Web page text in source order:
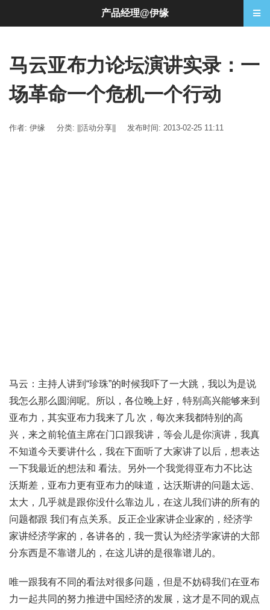
马云亚布力论坛演讲实录：一
场革命一个危机一个行动
作者: 伊缘 分类: ||活动分享|| 发布时间: 2013-02-25 11:11
马云：主持人讲到“珍珠”的时候我吓了一大跳，我以为是说
我怎么那么圆润呢。所以，各位晚上好，特别高兴能够来到
亚布力，其实亚布力我来了几 次，每次来我都特别的高
兴，来之前轮值主席在门口跟我讲，等会儿是你演讲，我真
不知道今天要讲什么，我在下面听了大家讲了以后，想表达
一下我最近的想法和 看法。另外一个我觉得亚布力不比达
沃斯差，亚布力更有亚布力的味道，达沃斯讲的问题太远、
太大，几乎就是跟你没什么靠边儿，在这儿我们讲的所有的
问题都跟 我们有点关系。反正企业家讲企业家的，经济学
家讲经济学家的，各讲各的，我一贯认为经济学家讲的大部
分东西是不靠谱儿的，在这儿讲的是很靠谱儿的。
唯一跟我有不同的看法对很多问题，但是不妨碍我们在亚布
力一起共同的努力推进中国经济的发展，这才是不同的观点
产品经理@伊缘